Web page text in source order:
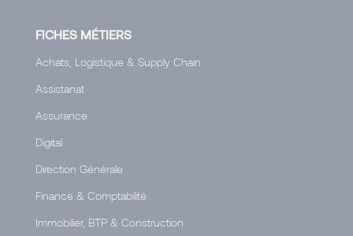
FICHES MÉTIERS
Achats, Logistique & Supply Chain
Assistanat
Assurance
Digital
Direction Générale
Finance & Comptabilité
Immobilier, BTP & Construction